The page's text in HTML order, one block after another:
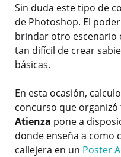
Sin duda este tipo de
de Photoshop. El
brindar otro escenario
tan difícil de crear
básicas.
En esta ocasión,
concurso que
Atienza pone a
donde enseña a como
callejera en un Poster